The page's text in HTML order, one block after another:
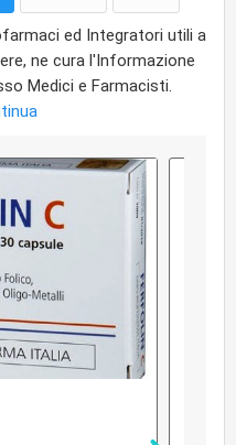
ed Integratori utili a
ne cura l'Informazione
Medici e Farmacisti.